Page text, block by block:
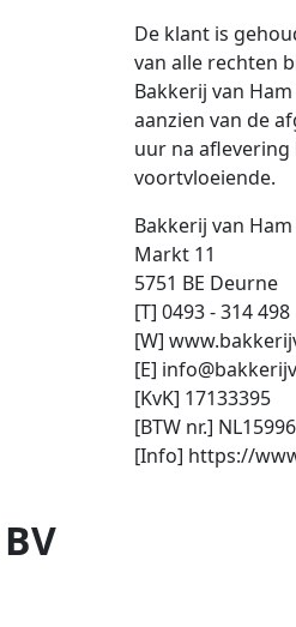
De klant is
van alle rechten
Bakkerij van
aanzien van de
uur na
voortvloeiende.
Bakkerij van Ham
Markt 11
5751 BE Deurne
[T] 0493 - 314 498
[W]
[E]
[KvK] 17133395
[BTW nr.]
[Info] https://